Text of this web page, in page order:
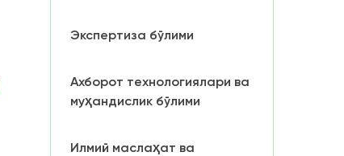
Экспертиза бўлими
Ахборот технологиялари ва
муҳандислик бўлими
Илмий маслаҳат ва